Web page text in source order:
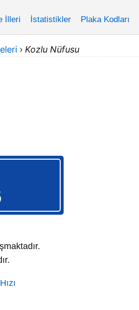
İlleri İstatistikler Plaka Kodları
› Kozlu Nüfusu